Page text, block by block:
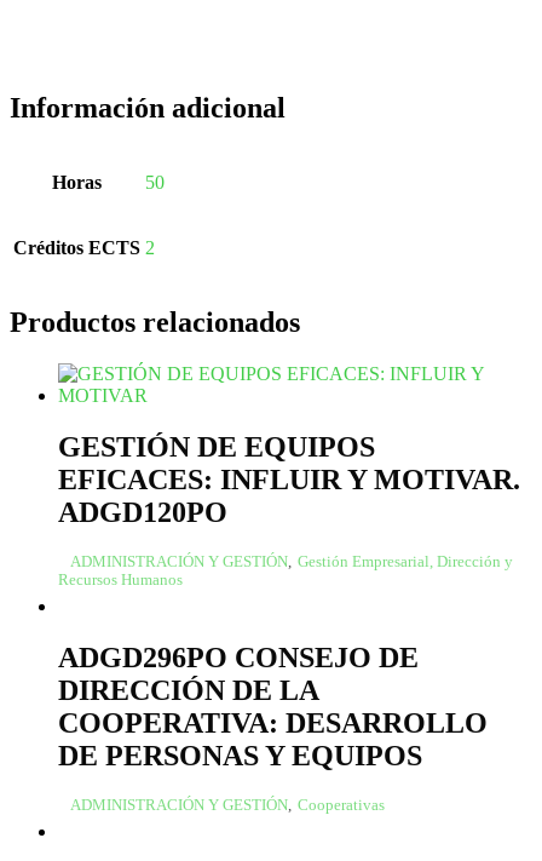
Información adicional
Horas 50
Créditos ECTS 2
Productos relacionados
GESTIÓN DE EQUIPOS
EFICACES: INFLUIR Y MOTIVAR.
ADGD120PO
ADMINISTRACIÓN Y GESTIÓN Gestión Empresarial, Dirección y
Recursos Humanos
ADGD296PO CONSEJO DE
DIRECCIÓN DE LA
COOPERATIVA: DESARROLLO
DE PERSONAS Y EQUIPOS
ADMINISTRACIÓN Y GESTIÓN Cooperativas